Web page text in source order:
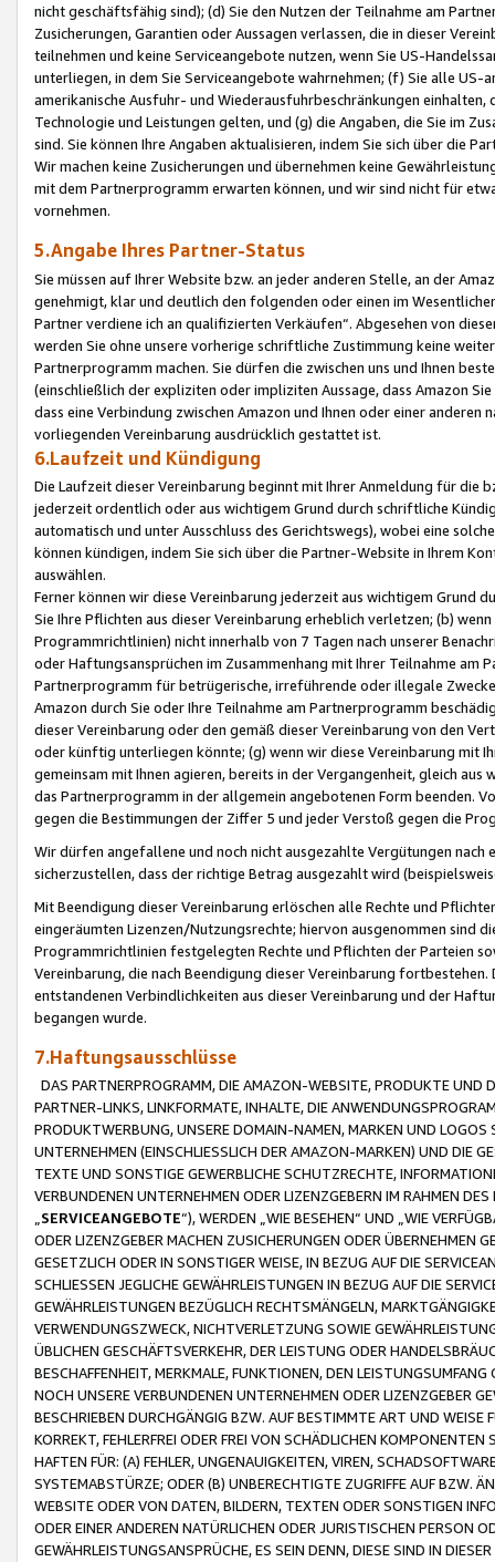
nicht geschäftsfähig sind); (d) Sie den Nutzen der Teilnahme am
Zusicherungen, Garantien oder Aussagen verlassen, die in dieser
teilnehmen und keine Serviceangebote nutzen, wenn Sie US-
unterliegen, in dem Sie Serviceangebote wahrnehmen; (f) Sie alle
amerikanische Ausfuhr- und Wiederausfuhrbeschränkungen
Technologie und Leistungen gelten, und (g) die Angaben, die Sie im
sind. Sie können Ihre Angaben aktualisieren, indem Sie sich über die
Wir machen keine Zusicherungen und übernehmen keine
mit dem Partnerprogramm erwarten können, und wir sind nicht für
vornehmen.
5.Angabe Ihres Partner-Status
Sie müssen auf Ihrer Website bzw. an jeder anderen Stelle, an der
genehmigt, klar und deutlich den folgenden oder einen im
Partner verdiene ich an qualifizierten Verkäufen“. Abgesehen von
werden Sie ohne unsere vorherige schriftliche Zustimmung keine
Partnerprogramm machen. Sie dürfen die zwischen uns und Ihnen
(einschließlich der expliziten oder impliziten Aussage, dass Amazon
dass eine Verbindung zwischen Amazon und Ihnen oder einer
vorliegenden Vereinbarung ausdrücklich gestattet ist.
6.Laufzeit und Kündigung
Die Laufzeit dieser Vereinbarung beginnt mit Ihrer Anmeldung für die
jederzeit ordentlich oder aus wichtigem Grund durch schriftliche
automatisch und unter Ausschluss des Gerichtswegs), wobei eine
können kündigen, indem Sie sich über die Partner-Website in Ihrem
auswählen.
Ferner können wir diese Vereinbarung jederzeit aus wichtigem Grund
Sie Ihre Pflichten aus dieser Vereinbarung erheblich verletzen; (b)
Programmrichtlinien) nicht innerhalb von 7 Tagen nach unserer
oder Haftungsansprüchen im Zusammenhang mit Ihrer Teilnahme am
Partnerprogramm für betrügerische, irreführende oder illegale
Amazon durch Sie oder Ihre Teilnahme am Partnerprogramm
dieser Vereinbarung oder den gemäß dieser Vereinbarung von den
oder künftig unterliegen könnte; (g) wenn wir diese Vereinbarung mit
gemeinsam mit Ihnen agieren, bereits in der Vergangenheit, gleich
das Partnerprogramm in der allgemein angebotenen Form beenden.
gegen die Bestimmungen der Ziffer 5 und jeder Verstoß gegen die
Wir dürfen angefallene und noch nicht ausgezahlte Vergütungen
sicherzustellen, dass der richtige Betrag ausgezahlt wird
Mit Beendigung dieser Vereinbarung erlöschen alle Rechte und
eingeräumten Lizenzen/Nutzungsrechte; hiervon ausgenommen sind
Programmrichtlinien festgelegten Rechte und Pflichten der Parteien
Vereinbarung, die nach Beendigung dieser Vereinbarung
entstandenen Verbindlichkeiten aus dieser Vereinbarung und der
begangen wurde.
7.Haftungsausschlüsse
DAS PARTNERPROGRAMM, DIE AMAZON-WEBSITE, PRODUKTE UND
PARTNER-LINKS, LINKFORMATE, INHALTE, DIE
PRODUKTWERBUNG, UNSERE DOMAIN-NAMEN, MARKEN UND
UNTERNEHMEN (EINSCHLIESSLICH DER AMAZON-MARKEN) UND DIE
TEXTE UND SONSTIGE GEWERBLICHE SCHUTZRECHTE,
VERBUNDENEN UNTERNEHMEN ODER LIZENZGEBERN IM RAHMEN
SERVICEANGEBOTE“), WERDEN „WIE BESEHEN“ UND „WIE
ODER LIZENZGEBER MACHEN ZUSICHERUNGEN ODER ÜBERNEHMEN
GESETZLICH ODER IN SONSTIGER WEISE, IN BEZUG AUF DIE
SCHLIESSEN JEGLICHE GEWÄHRLEISTUNGEN IN BEZUG AUF DIE
GEWÄHRLEISTUNGEN BEZÜGLICH RECHTSMÄNGELN,
VERWENDUNGSZWECK, NICHTVERLETZUNG SOWIE
ÜBLICHEN GESCHÄFTSVERKEHR, DER LEISTUNG ODER
BESCHAFFENHEIT, MERKMALE, FUNKTIONEN, DEN
NOCH UNSERE VERBUNDENEN UNTERNEHMEN ODER LIZENZGEBER
BESCHRIEBEN DURCHGÄNGIG BZW. AUF BESTIMMTE ART UND
KORREKT, FEHLERFREI ODER FREI VON SCHÄDLICHEN
HAFTEN FÜR: (A) FEHLER, UNGENAUIGKEITEN, VIREN,
SYSTEMABSTÜRZE; ODER (B) UNBERECHTIGTE ZUGRIFFE AUF BZW.
WEBSITE ODER VON DATEN, BILDERN, TEXTEN ODER SONSTIGEN
ODER EINER ANDEREN NATÜRLICHEN ODER JURISTISCHEN PERSON
GEWÄHRLEISTUNGSANSPRÜCHE, ES SEIN DENN, DIESE SIND IN